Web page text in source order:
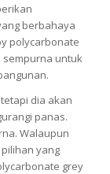
berbahaya
polycarbonate
sempurna untuk
dia akan
panas.
Walaupun
yang
grey